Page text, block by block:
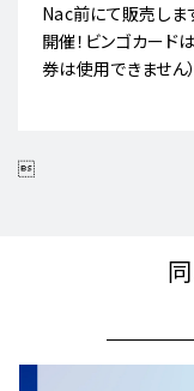
Nac前にて販売しま
開催！ビンゴカード
券は使用できません）
